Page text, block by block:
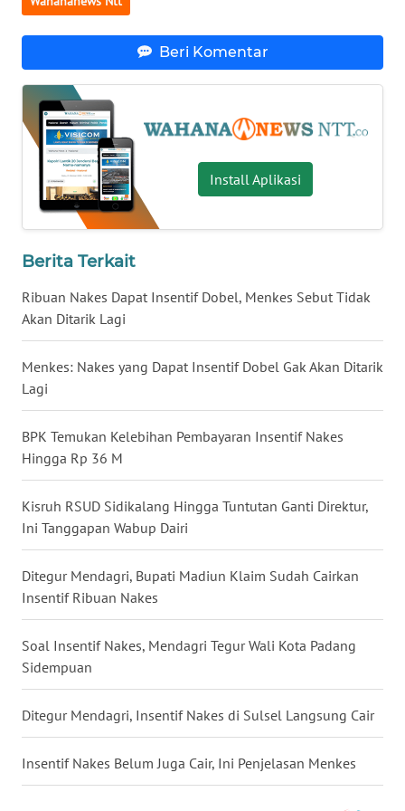
Beri Komentar
Install Aplikasi
Berita Terkait
Ribuan Nakes Dapat Insentif Dobel, Menkes Sebut Tidak
Akan Ditarik Lagi
Menkes: Nakes yang Dapat Insentif Dobel Gak Akan Ditarik
Lagi
BPK Temukan Kelebihan Pembayaran Insentif Nakes
Hingga Rp 36 M
Kisruh RSUD Sidikalang Hingga Tuntutan Ganti Direktur,
Ini Tanggapan Wabup Dairi
Ditegur Mendagri, Bupati Madiun Klaim Sudah Cairkan
Insentif Ribuan Nakes
Soal Insentif Nakes, Mendagri Tegur Wali Kota Padang
Sidempuan
Ditegur Mendagri, Insentif Nakes di Sulsel Langsung Cair
Insentif Nakes Belum Juga Cair, Ini Penjelasan Menkes
JATENG
WN
NUSANTARA
WN
JOGJA
WN
JATIM
WN
BALI
WN
KALTENG
KALTARA
WN
KALSEL
WN
KALTIM
WN
SULSEL
WN